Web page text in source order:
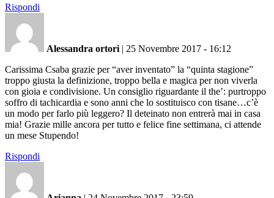
Rispondi
Alessandra ortori | 25 Novembre 2017 - 16:12
Carissima Csaba grazie per “aver inventato” la “quinta stagione”
troppo giusta la definizione, troppo bella e magica per non viverla
con gioia e condivisione. Un consiglio riguardante il the’: purtroppo
soffro di tachicardia e sono anni che lo sostituisco con tisane…c’è
un modo per farlo più leggero? Il deteinato non entrerà mai in casa
mia! Grazie mille ancora per tutto e felice fine settimana, ci attende
un mese Stupendo!
Rispondi